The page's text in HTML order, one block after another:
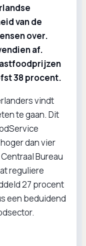
van de
over.
af.
38 procent.
vindt
te gaan. Dit
dan vier
Bureau
reguliere
27 procent
een beduidend